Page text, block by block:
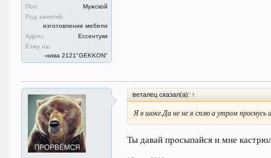
Пол:
Мужской
Род занятий:
изготовление мебели
Адрес:
Ессентуки
Езжу на:
-нива 2121"GEKKON"
веталец сказал(а): ↑
Я в шоке.Да не не я сплю а утром проснусь
Ты давай просыпайся и мне